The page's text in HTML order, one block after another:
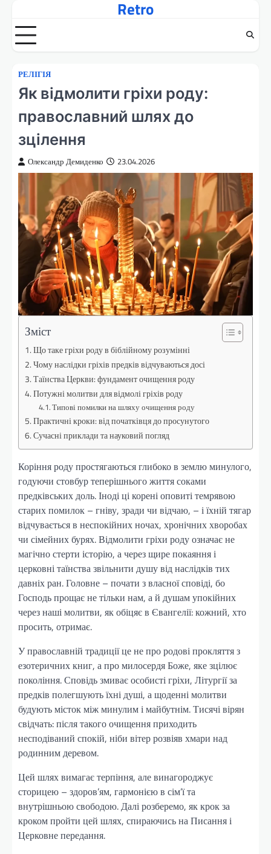
вмісту
Retro
РЕЛІГІЯ
Як відмолити гріхи роду:
православний шлях до
зцілення
Олександр Демиденко 23.04.2026
Зміст
Що таке гріхи роду в біблійному розумінні
Чому наслідки гріхів предків відчуваються досі
Таїнства Церкви: фундамент очищення роду
Потужні молитви для відмолі гріхів роду
Типові помилки на шляху очищення роду
Практичні кроки: від початківця до просунутого
Сучасні приклади та науковий погляд
Коріння роду простягаються глибоко в землю минулого,
годуючи стовбур теперішнього життя соками
предківських доль. Іноді ці корені оповиті темрявою
старих помилок – гніву, зради чи відчаю, – і їхній тягар
відчувається в неспокійних ночах, хронічних хворобах
чи сімейних бурях. Відмолити гріхи роду означає не
магічно стерти історію, а через щире покаяння і
церковні таїнства звільнити душу від наслідків тих
давніх ран. Головне – почати з власної сповіді, бо
Господь прощає не тільки нам, а й душам упокійних
через наші молитви, як обіцяє в Євангелії: кожний, хто
просить, отримає.
У православній традиції це не про родові прокляття з
езотеричних книг, а про милосердя Боже, яке зцілює
покоління. Сповідь змиває особисті гріхи, Літургії за
предків полегшують їхні душі, а щоденні молитви
будують місток між минулим і майбутнім. Тисячі вірян
свідчать: після такого очищення приходить
несподіваний спокій, ніби вітер розвіяв хмари над
родинним деревом.
Цей шлях вимагає терпіння, але винагороджує
сторицею – здоров’ям, гармонією в сім’ї та
внутрішньою свободою. Далі розберемо, як крок за
кроком пройти цей шлях, спираючись на Писання і
Церковне передання.